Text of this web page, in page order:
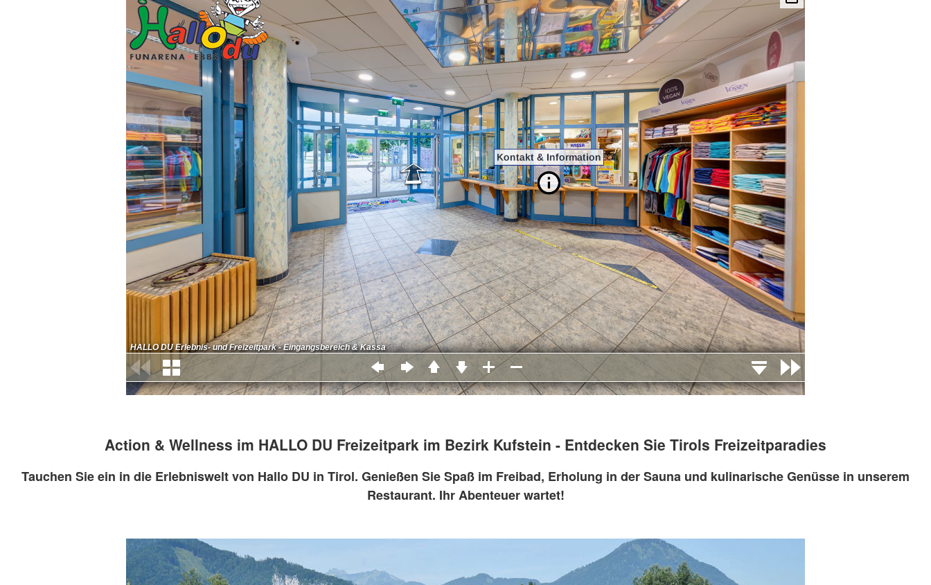
Action & Wellness im HALLO DU Freizeitpark im Bezirk Kufstein - Entdecken Sie Tirols Freizeitparadies
Tauchen Sie ein in die Erlebniswelt von Hallo DU in Tirol. Genießen Sie Spaß im Freibad, Erholung in der Sauna und kulinarische Genüsse in unserem
Restaurant. Ihr Abenteuer wartet!